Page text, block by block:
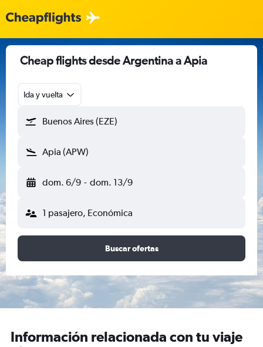
Cheap flights desde Argentina a Apia
Ida y vuelta
Buenos Aires (EZE)
Apia (APW)
dom. 6/9 - dom. 13/9
1 pasajero, Económica
Buscar ofertas
Información relacionada con tu viaje